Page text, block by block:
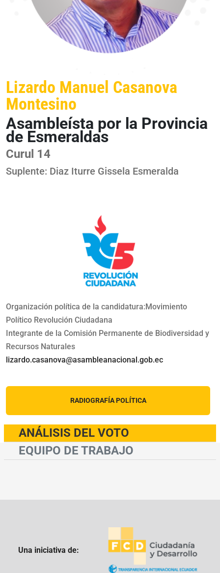
Lizardo Manuel Casanova
Montesino
Asambleísta por la Provincia
de Esmeraldas
Curul 14
Suplente: Diaz Iturre Gissela Esmeralda
Organización política de la candidatura:Movimiento
Político Revolución Ciudadana
Integrante de la Comisión Permanente de Biodiversidad y
Recursos Naturales
lizardo.casanova@asambleanacional.gob.ec
RADIOGRAFÍA POLÍTICA
ANÁLISIS DEL VOTO
EQUIPO DE TRABAJO
Una iniciativa de: